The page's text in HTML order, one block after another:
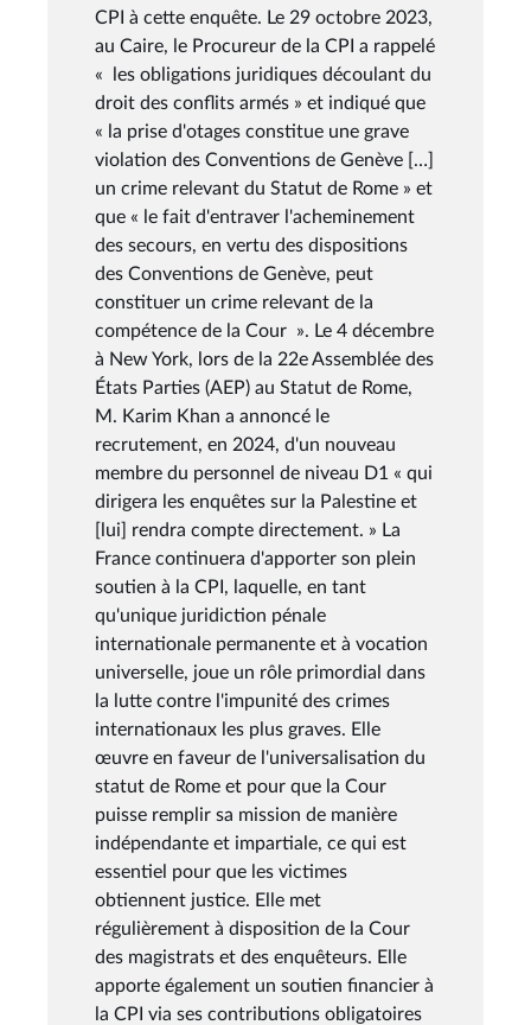
CPI à cette enquête. Le 29 octobre 2023,
au Caire, le Procureur de la CPI a rappelé
« les obligations juridiques découlant du
droit des conflits armés » et indiqué que
« la prise d'otages constitue une grave
violation des Conventions de Genève […]
un crime relevant du Statut de Rome » et
que « le fait d'entraver l'acheminement
des secours, en vertu des dispositions
des Conventions de Genève, peut
constituer un crime relevant de la
compétence de la Cour ». Le 4 décembre
à New York, lors de la 22e Assemblée des
États Parties (AEP) au Statut de Rome,
M. Karim Khan a annoncé le
recrutement, en 2024, d'un nouveau
membre du personnel de niveau D1 « qui
dirigera les enquêtes sur la Palestine et
[lui] rendra compte directement. » La
France continuera d'apporter son plein
soutien à la CPI, laquelle, en tant
qu'unique juridiction pénale
internationale permanente et à vocation
universelle, joue un rôle primordial dans
la lutte contre l'impunité des crimes
internationaux les plus graves. Elle
œuvre en faveur de l'universalisation du
statut de Rome et pour que la Cour
puisse remplir sa mission de manière
indépendante et impartiale, ce qui est
essentiel pour que les victimes
obtiennent justice. Elle met
régulièrement à disposition de la Cour
des magistrats et des enquêteurs. Elle
apporte également un soutien financier à
la CPI via ses contributions obligatoires